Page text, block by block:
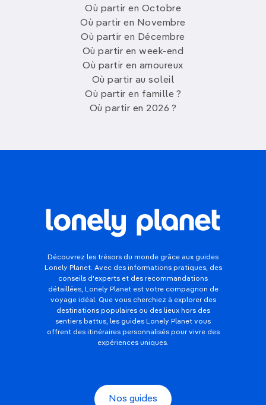
Où partir en Octobre
Où partir en Novembre
Où partir en Décembre
Où partir en week-end
Où partir en amoureux
Où partir au soleil
Où partir en famille ?
Où partir en 2026 ?
Découvrez les trésors du monde grâce aux guides
Lonely Planet. Avec des informations pratiques, des
conseils d'experts et des recommandations
détaillées, Lonely Planet est votre compagnon de
voyage idéal. Que vous cherchiez à explorer des
destinations populaires ou des lieux hors des
sentiers battus, les guides Lonely Planet vous
offrent des itinéraires personnalisés pour vivre des
expériences uniques.
Nos guides